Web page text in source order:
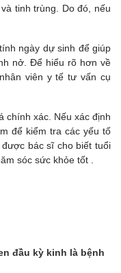
tinh trùng. Do đó, nếu
ngày dự sinh để giúp
nở. Để hiểu rõ hơn về
viên y tế tư vấn cụ
chính xác. Nếu xác định
để kiểm tra các yếu tố
bác sĩ cho biết tuổi
sóc sức khỏe tốt .
đầu kỳ kinh là bệnh